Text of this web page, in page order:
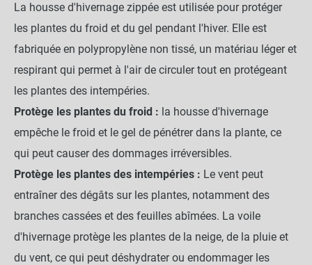
La housse d'hivernage zippée est utilisée pour protéger
les plantes du froid et du gel pendant l'hiver. Elle est
fabriquée en polypropylène non tissé, un matériau léger et
respirant qui permet à l'air de circuler tout en protégeant
les plantes des intempéries.
Protège les plantes du froid : la housse d'hivernage
empêche le froid et le gel de pénétrer dans la plante, ce
qui peut causer des dommages irréversibles.
Protège les plantes des intempéries : Le vent peut
entraîner des dégâts sur les plantes, notamment des
branches cassées et des feuilles abîmées. La voile
d'hivernage protège les plantes de la neige, de la pluie et
du vent, ce qui peut déshydrater ou endommager les